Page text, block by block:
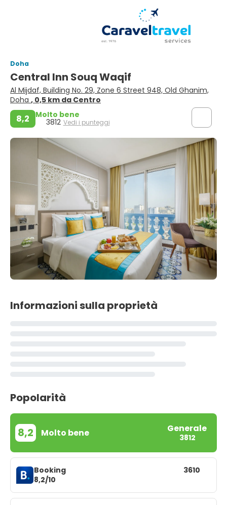
Doha
Central Inn Souq Waqif
Al Mijdaf, Building No. 29, Zone 6 Street 948, Old Ghanim,
Doha , 0,5 km da Centro
8,2 Molto bene
3812 Vedi i punteggi
Informazioni sulla proprietà
Popolarità
8,2 Molto bene Generale
3812
Booking
8,2/10
3610